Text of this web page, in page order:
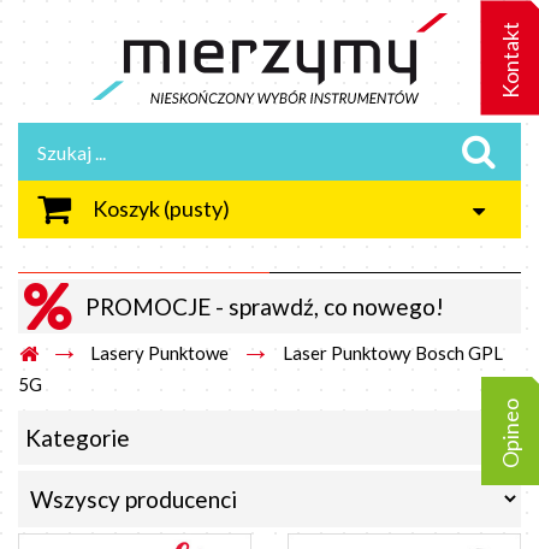
Koszyk(pusty)
PROMOCJE - sprawdź, co nowego!
→ Lasery Punktowe →
Laser Punktowy Bosch GPL
5G
Kategorie
Kontakt
Opineo